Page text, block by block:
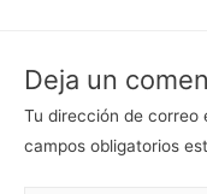
Deja un
Tu dirección de correo
campos obligatorios